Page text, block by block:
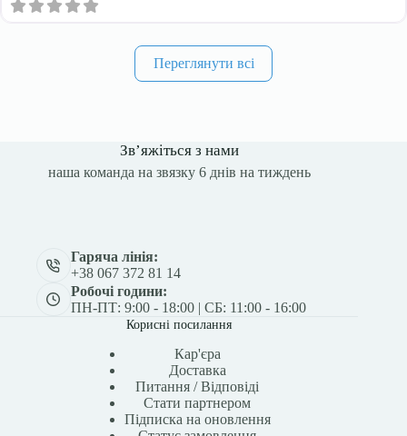
Переглянути всі
Зв’яжіться з нами
наша команда на звязку 6 днів на тиждень
Гаряча лінія:
+38 067 372 81 14
Робочі години:
ПН-ПТ: 9:00 - 18:00 | СБ: 11:00 - 16:00
Корисні посилання
Кар'єра
Доставка
Питання / Відповіді
Стати партнером
Підписка на оновлення